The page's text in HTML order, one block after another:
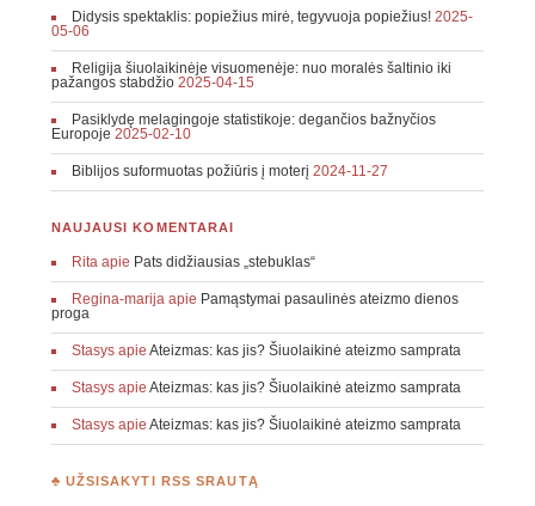
Didysis spektaklis: popiežius mirė, tegyvuoja popiežius! 2025-
05-06
Religija šiuolaikinėje visuomenėje: nuo moralės šaltinio iki
pažangos stabdžio 2025-04-15
Pasiklydę melagingoje statistikoje: degančios bažnyčios
Europoje 2025-02-10
Biblijos suformuotas požiūris į moterį 2024-11-27
NAUJAUSI KOMENTARAI
Ritaapie Pats didžiausias „stebuklas“
Regina-marijaapie Pamąstymai pasaulinės ateizmo dienos
proga
Stasysapie Ateizmas: kas jis? Šiuolaikinė ateizmo samprata
Stasysapie Ateizmas: kas jis? Šiuolaikinė ateizmo samprata
Stasysapie Ateizmas: kas jis? Šiuolaikinė ateizmo samprata
♣ UŽSISAKYTI RSS SRAUTĄ